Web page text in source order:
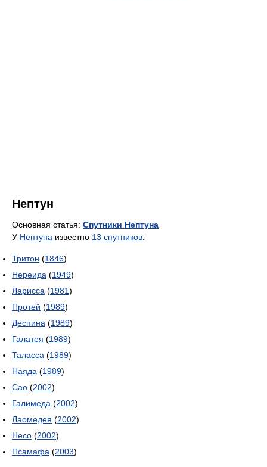
Нептун
Основная статья: Спутники Нептуна
У Нептуна известно 13 спутников:
Тритон (1846)
Нереида (1949)
Ларисса (1981)
Протей (1989)
Деспина (1989)
Галатея (1989)
Таласса (1989)
Наяда (1989)
Сао (2002)
Галимеда (2002)
Лаомедея (2002)
Несо (2002)
Псамафа (2003)